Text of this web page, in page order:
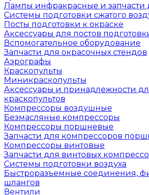
Лампы инфракрасные и запчасти
Системы подготовки сжатого
Посты подготовки к окраске
Аксессуары для постов
Вспомогательное оборудование
Запчасти для окрасочных стендов
Аэрографы
Краскопульты
Миникраскопульты
Аксессуары и принадлежности
краскопультов
Компрессоры воздушные
Безмасляные компрессоры
Компрессоры поршневые
Запчасти для компрессоров
Компрессоры винтовые
Запчасти для винтовых
Системы подготовки воздуха
Быстроразъемные соединения,
шлангов
Вентили